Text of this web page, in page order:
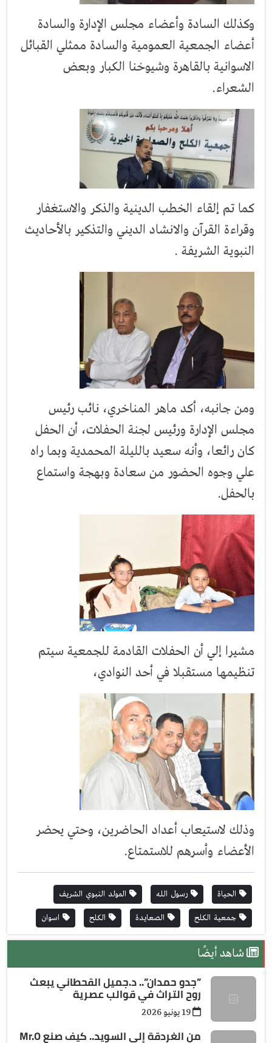
وكذلك السادة وأعضاء مجلس الإدارة والسادة
أعضاء الجمعية العمومية والسادة ممثلي القبائل
الاسوانية بالقاهرة وشيوخنا الكبار وبعض
الشعراء.
كما تم إلقاء الخطب الدينية والذكر والاستغفار
وقراءة القرآن والانشاد الديني والتذكير بالأحاديث
النبوية الشريفة .
ومن جانبه، أكد ماهر المناخري، نائب رئيس
مجلس الإدارة ورئيس لجنة الحفلات، أن الحفل
كان رائعا، وأنه سعيد بالليلة المحمدية وبما راه
علي وجوه الحضور من سعادة وبهجة واستماع
بالحفل.
مشيرا إلي أن الحفلات القادمة للجمعية سيتم
تنظيمها مستقبلا في أحد النوادي،
وذلك لاستيعاب أعداد الحاضرين، وحتي يحضر
الأعضاء وأسرهم للاستمتاع.
الحياة رسول الله
المولد النبوي الشريف
جمعية الكلح
الصعايدة الكلح اسوان
شاهد أيضًا
”جدو حمدان”.. د.جميل القحطاني يبعث
روح التراث في قوالب عصرية
من الغردقة إلى السويد.. كيف صنع Mr.O